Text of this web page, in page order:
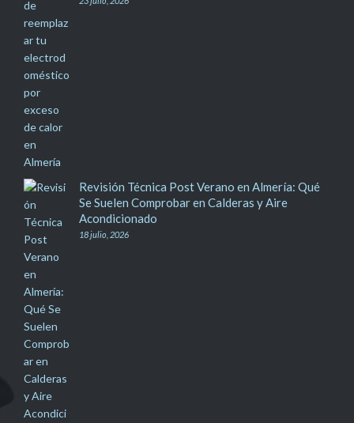
Revisión Técnica Post Verano en Almería: Qué
Se Suelen Comprobar en Calderas y Aire
Acondicionado
18 julio, 2026